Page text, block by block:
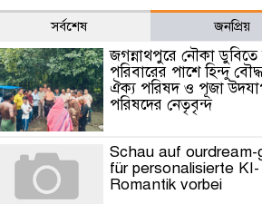
সর্বশেষ জনপ্রিয়
জগন্নাথপুরে নৌকা ডুবিতে
পরিবারের পাশে হিন্দু বৌদ্ধ
ঐক্য পরিষদ ও পূজা
পরিষদের নেতৃবৃন্দ
Schau auf ourdream-
für personalisierte KI-
Romantik vorbei